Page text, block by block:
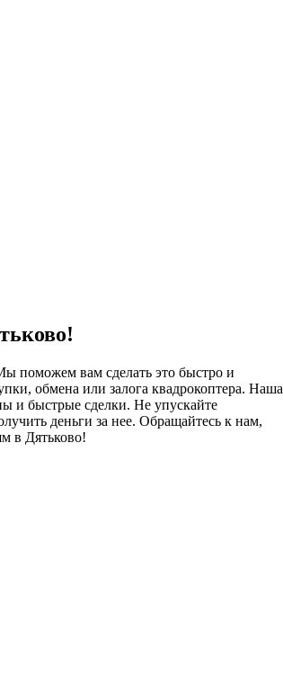
поможем вам сделать это быстро и
обмена или залога квадрокоптера. Наша
и быстрые сделки. Не упускайте
деньги за нее. Обращайтесь к нам,
в Дятьково!